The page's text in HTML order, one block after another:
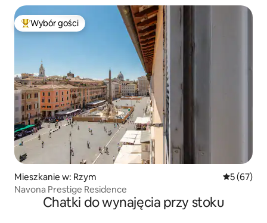
Najpopularniejsze z kategorii Wybór gości
Wybór gości
Mieszkanie w: Rzym Średnia
5 (67)
Navona Prestige Residence
Chatki do wynajęcia przy stoku